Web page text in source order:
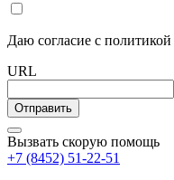
Даю согласие с политикой
URL
Вызвать скорую помощь
+7 (8452) 51-22-51